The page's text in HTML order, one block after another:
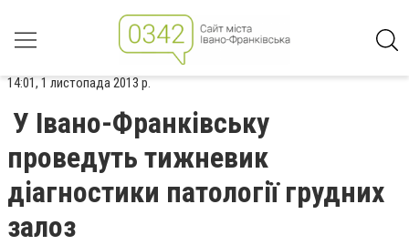
14:01, 1 листопада 2013 р.
У Івано-Франківську
проведуть тижневик
діагностики патології грудних
залоз